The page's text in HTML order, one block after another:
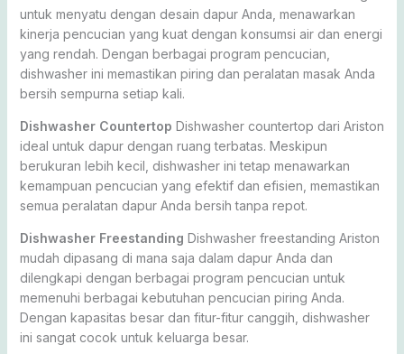
untuk menyatu dengan desain dapur Anda, menawarkan
kinerja pencucian yang kuat dengan konsumsi air dan energi
yang rendah. Dengan berbagai program pencucian,
dishwasher ini memastikan piring dan peralatan masak Anda
bersih sempurna setiap kali.
Dishwasher Countertop Dishwasher countertop dari Ariston
ideal untuk dapur dengan ruang terbatas. Meskipun
berukuran lebih kecil, dishwasher ini tetap menawarkan
kemampuan pencucian yang efektif dan efisien, memastikan
semua peralatan dapur Anda bersih tanpa repot.
Dishwasher Freestanding Dishwasher freestanding Ariston
mudah dipasang di mana saja dalam dapur Anda dan
dilengkapi dengan berbagai program pencucian untuk
memenuhi berbagai kebutuhan pencucian piring Anda.
Dengan kapasitas besar dan fitur-fitur canggih, dishwasher
ini sangat cocok untuk keluarga besar.